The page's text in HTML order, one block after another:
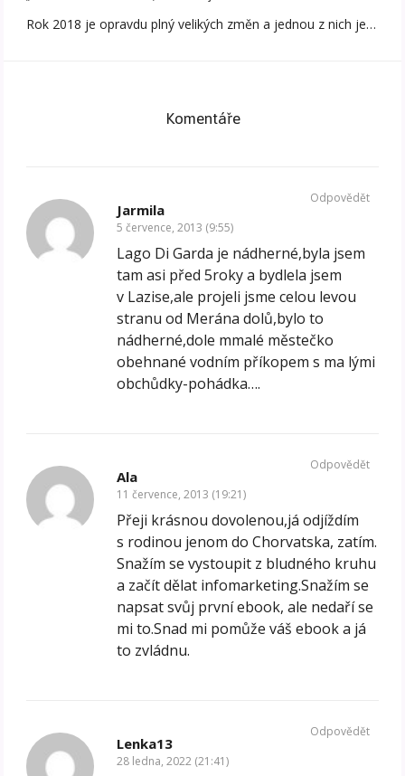
Rok 2018 je opravdu plný velikých změn a jednou z nich je…
Komentáře
Jarmila
5 července, 2013 (9:55)
Lago Di Garda je nádherné,byla jsem
tam asi před 5roky a bydlela jsem
v Lazise,ale projeli jsme celou levou
stranu od Merána dolů,bylo to
nádherné,dole mmalé městečko
obehnané vodním příkopem s ma lými
obchůdky-pohádka….
Odpovědět
Ala
11 července, 2013 (19:21)
Přeji krásnou dovolenou,já odjíždím
s rodinou jenom do Chorvatska, zatím.
Snažím se vystoupit z bludného kruhu
a začít dělat infomarketing.Snažím se
napsat svůj první ebook, ale nedaří se
mi to.Snad mi pomůže váš ebook a já
to zvládnu.
Odpovědět
Lenka13
28 ledna, 2022 (21:41)
Odpovědět